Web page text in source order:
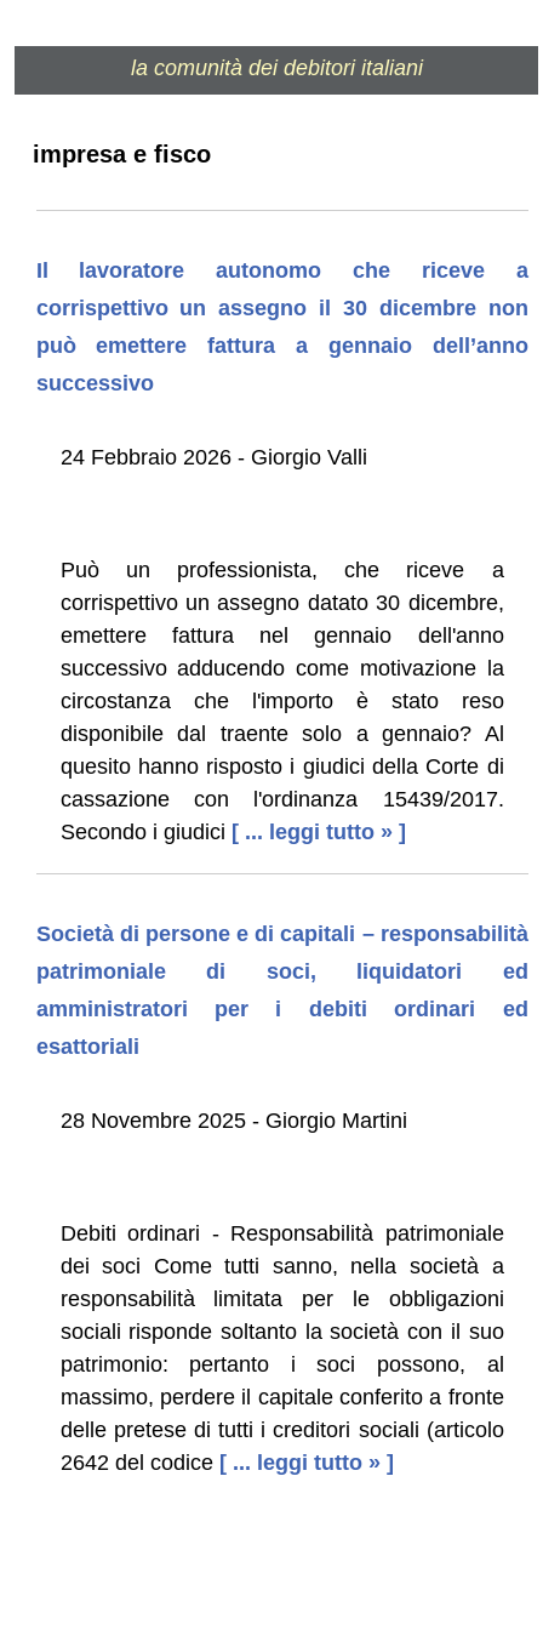
la comunità dei debitori italiani
impresa e fisco
Il lavoratore autonomo che riceve a
corrispettivo un assegno il 30 dicembre non
può emettere fattura a gennaio dell’anno
successivo
24 Febbraio 2026 - Giorgio Valli
Può un professionista, che riceve a
corrispettivo un assegno datato 30 dicembre,
emettere fattura nel gennaio dell'anno
successivo adducendo come motivazione la
circostanza che l'importo è stato reso
disponibile dal traente solo a gennaio? Al
quesito hanno risposto i giudici della Corte di
cassazione con l'ordinanza 15439/2017.
Secondo i giudici [ ... leggi tutto » ]
Società di persone e di capitali – responsabilità
patrimoniale di soci, liquidatori ed
amministratori per i debiti ordinari ed
esattoriali
28 Novembre 2025 - Giorgio Martini
Debiti ordinari - Responsabilità patrimoniale
dei soci Come tutti sanno, nella società a
responsabilità limitata per le obbligazioni
sociali risponde soltanto la società con il suo
patrimonio: pertanto i soci possono, al
massimo, perdere il capitale conferito a fronte
delle pretese di tutti i creditori sociali (articolo
2642 del codice [ ... leggi tutto » ]